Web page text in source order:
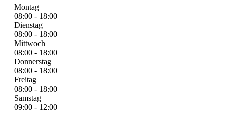
Montag
08:00 - 18:00
Dienstag
08:00 - 18:00
Mittwoch
08:00 - 18:00
Donnerstag
08:00 - 18:00
Freitag
08:00 - 18:00
Samstag
09:00 - 12:00